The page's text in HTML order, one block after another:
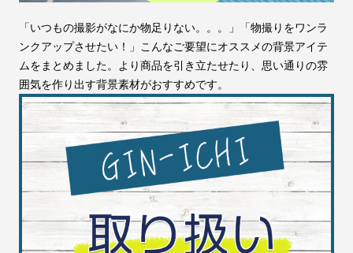
「いつもの撮影がなにか物足りない。。。」「物撮りをワンラ
ンクアップさせたい！」こんなご要望にオススメの背景アイテ
ムをまとめました。より商品を引き立たせたり、思い通りの雰
囲気を作り出す背景素材がおすすめです。